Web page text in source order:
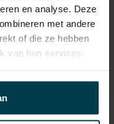
en analyse. Deze
met andere
of die ze hebben
van hun services.